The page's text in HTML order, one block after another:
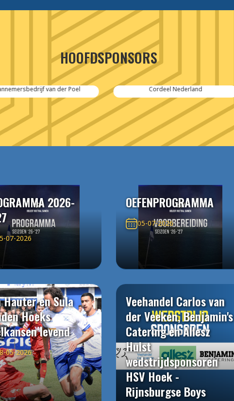
HOOFDSPONSORS
Cordeel Nederland SPIE-Controlec Engineering
2026-
07-2026
OEFENPROGRAMMA
05-07-2026
Hauter en Sula
Hoeks
levend
05-2026
Veehandel Carlos van
der Veeken, Benjamin's
Catering en Allesz
Hulst
wedstrijdsponsoren
HSV Hoek -
Rijnsburgse Boys